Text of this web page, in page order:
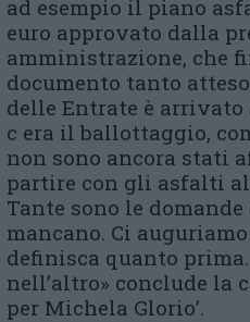
ad esempio il piano
euro approvato dalla
amministrazione, che
documento tanto
delle Entrate è arrivato
c era il ballottaggio,
non sono ancora stati
partire con gli asfalti
Tante sono le
mancano. Ci
definisca quanto
nell’altro» conclude la
per Michela Glorio’.